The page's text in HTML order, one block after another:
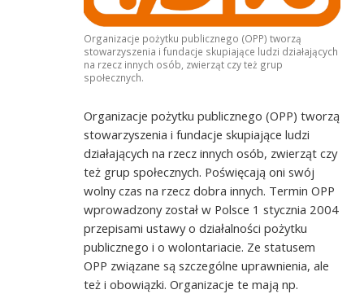
Organizacje pożytku publicznego (OPP) tworzą
stowarzyszenia i fundacje skupiające ludzi działających
na rzecz innych osób, zwierząt czy też grup
społecznych.
Organizacje pożytku publicznego (OPP) tworzą
stowarzyszenia i fundacje skupiające ludzi
działających na rzecz innych osób, zwierząt czy
też grup społecznych. Poświęcają oni swój
wolny czas na rzecz dobra innych. Termin OPP
wprowadzony został w Polsce 1 stycznia 2004
przepisami ustawy o działalności pożytku
publicznego i o wolontariacie. Ze statusem
OPP związane są szczególne uprawnienia, ale
też i obowiązki. Organizacje te mają np.